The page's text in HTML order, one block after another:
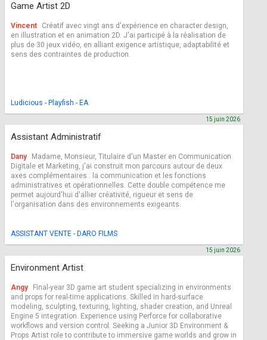
Game Artist 2D
Vincent
Créatif avec vingt ans d'expérience en character design,
en illustration et en animation 2D. J'ai participé à la réalisation de
plus de 30 jeux vidéo, en alliant exigence artistique, adaptabilité et
sens des contraintes de production.
Ludicious - Playfish - EA
Assistant Administratif
15 juin 2026
Dany
Madame, Monsieur, Titulaire d'un Master en Communication
Digitale et Marketing, j'ai construit mon parcours autour de deux
axes complémentaires : la communication et les fonctions
administratives et opérationnelles. Cette double compétence me
permet aujourd'hui d'allier créativité, rigueur et sens de
l'organisation dans des environnements exigeants.
ASSISTANT VENTE - DARO FILMS
Environment Artist
15 juin 2026
Angy
Final-year 3D game art student specializing in environments
and props for real-time applications. Skilled in hard-surface
modeling, sculpting, texturing, lighting, shader creation, and Unreal
Engine 5 integration. Experience using Perforce for collaborative
workflows and version control. Seeking a Junior 3D Environment &
Props Artist role to contribute to immersive game worlds and grow in